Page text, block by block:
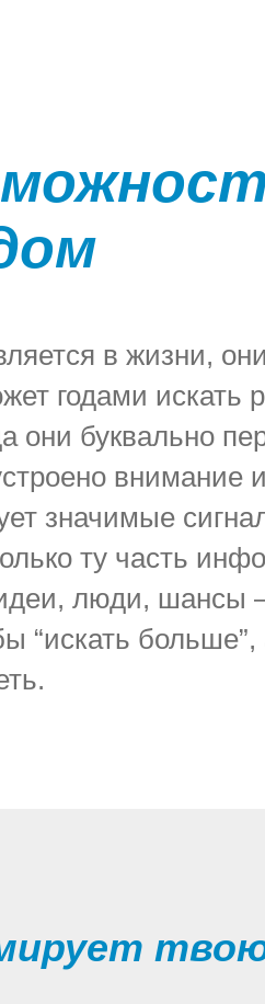
в жизни,
годами искать
они буквально
внимание
значимые
ту часть
люди, шансы
“искать